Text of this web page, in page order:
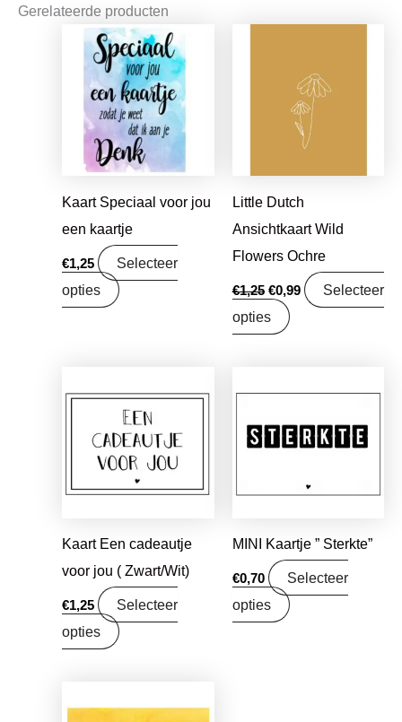
Gerelateerde producten
Kaart Speciaal voor jou
een kaartje
€1,25
Selecteer
opties
Little Dutch
Ansichtkaart Wild
Flowers Ochre
€1,25
€1,25.
€0,99
€0,99.
Selecteer
opties
Kaart Een cadeautje
voor jou ( Zwart/Wit)
€1,25
Selecteer
opties
MINI Kaartje ” Sterkte”
€0,70
Selecteer
opties